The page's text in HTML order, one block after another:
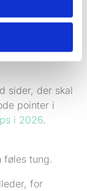
synligt tidligt
sider, der skal
pointer i
i 2026.
tung.
for